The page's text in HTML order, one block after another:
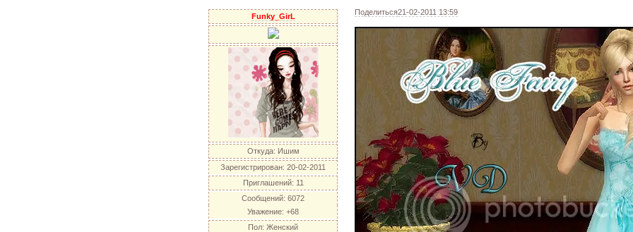
Поделиться21-02-2011 13:59
Funky_GirL
Откуда: Ишим
Зарегистрирован: 20-02-2011
Приглашений: 11
Сообщений: 6072
Уважение: +68
Пол: Женский